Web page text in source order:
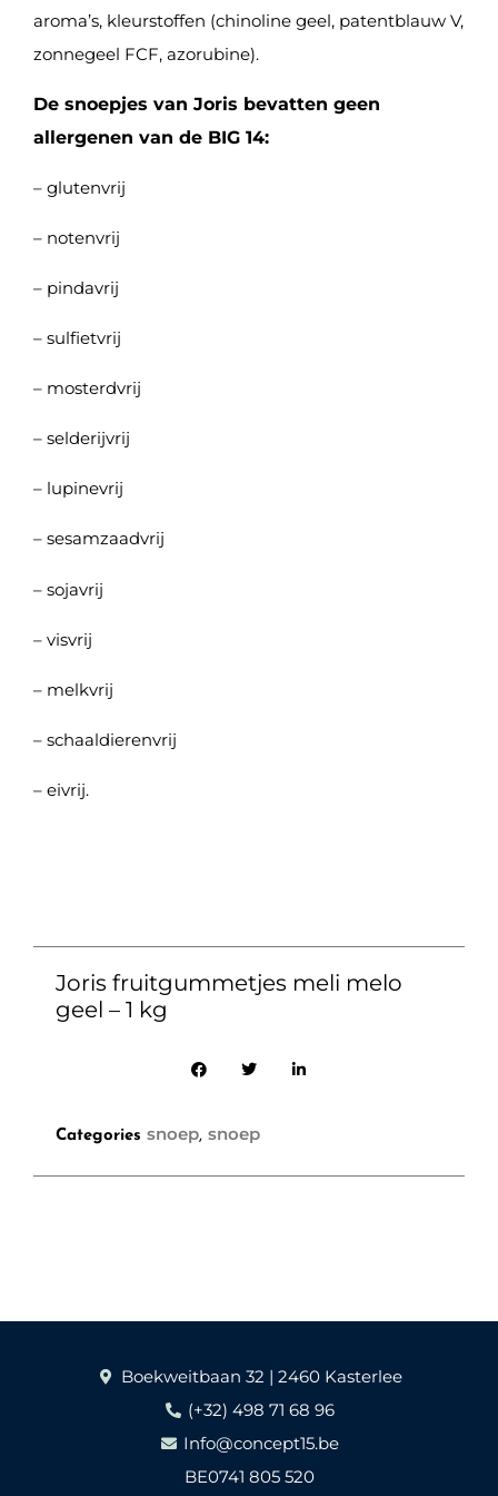
aroma’s, kleurstoffen (chinoline geel, patentblauw V,
zonnegeel FCF, azorubine).
De snoepjes van Joris bevatten geen
allergenen van de BIG 14:
– glutenvrij
– notenvrij
– pindavrij
– sulfietvrij
– mosterdvrij
– selderijvrij
– lupinevrij
– sesamzaadvrij
– sojavrij
– visvrij
– melkvrij
– schaaldierenvrij
– eivrij.
Joris fruitgummetjes meli melo
geel – 1 kg
Categories snoep, snoep
Boekweitbaan 32 | 2460 Kasterlee
(+32) 498 71 68 96
Info@concept15.be
BE0741 805 520